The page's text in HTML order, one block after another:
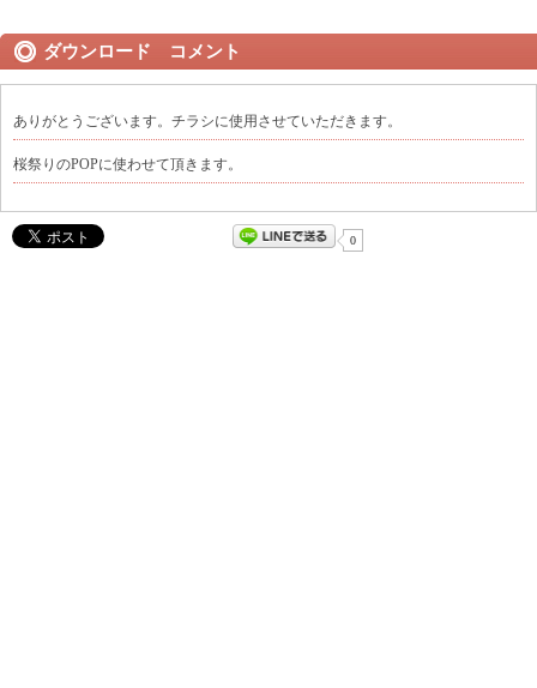
ダウンロード コメント
ありがとうございます。チラシに使用させていただきます。
桜祭りのPOPに使わせて頂きます。
0